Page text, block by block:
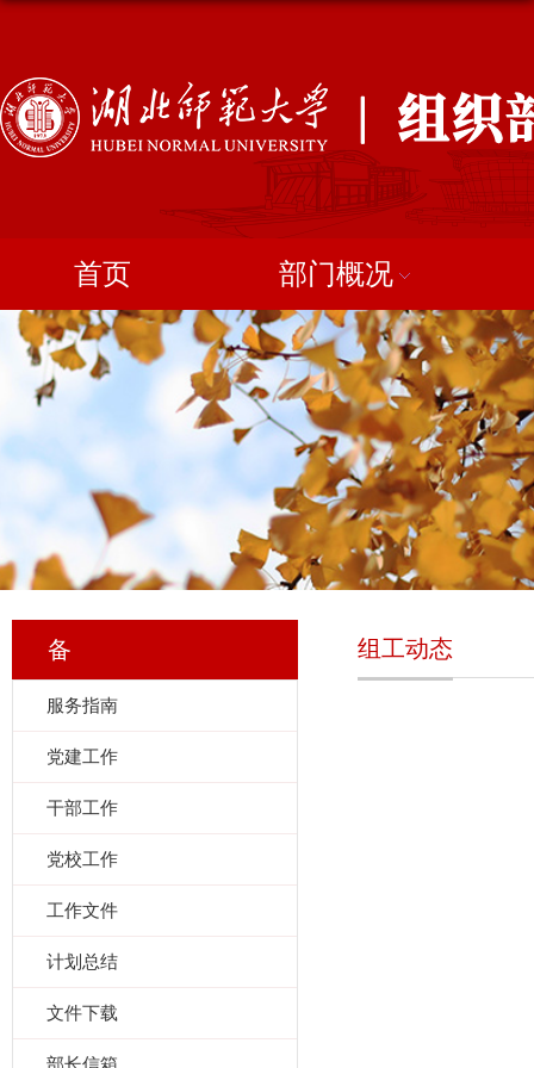
首页 部门概况
备
服务指南
党建工作
干部工作
党校工作
工作文件
计划总结
文件下载
部长信箱
组工动态